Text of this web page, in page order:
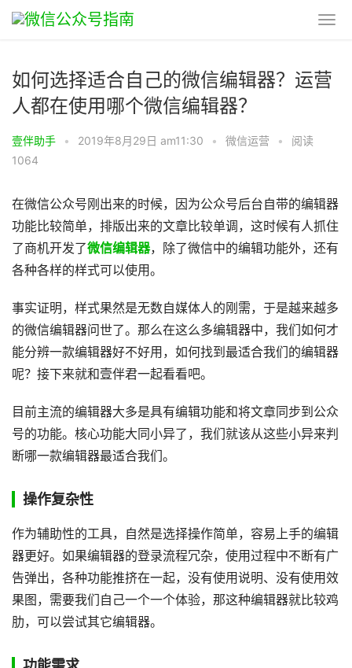
如何选择适合自己的微信编辑器？运营
人都在使用哪个微信编辑器？
壹伴助手 • 2019年8月29日 am11:30 • 微信运营 •
阅读
1064
在微信公众号刚出来的时候，因为公众号后台自带的编辑器
功能比较简单，排版出来的文章比较单调，这时候有人抓住
了商机开发了微信编辑器，除了微信中的编辑功能外，还有
各种各样的样式可以使用。
事实证明，样式果然是无数自媒体人的刚需，于是越来越多
的微信编辑器问世了。那么在这么多编辑器中，我们如何才
能分辨一款编辑器好不好用，如何找到最适合我们的编辑器
呢？接下来就和壹伴君一起看看吧。
目前主流的编辑器大多是具有编辑功能和将文章同步到公众
号的功能。核心功能大同小异了，我们就该从这些小异来判
断哪一款编辑器最适合我们。
操作复杂性
作为辅助性的工具，自然是选择操作简单，容易上手的编辑
器更好。如果编辑器的登录流程冗杂，使用过程中不断有广
告弹出，各种功能推挤在一起，没有使用说明、没有使用效
果图，需要我们自己一个一个体验，那这种编辑器就比较鸡
肋，可以尝试其它编辑器。